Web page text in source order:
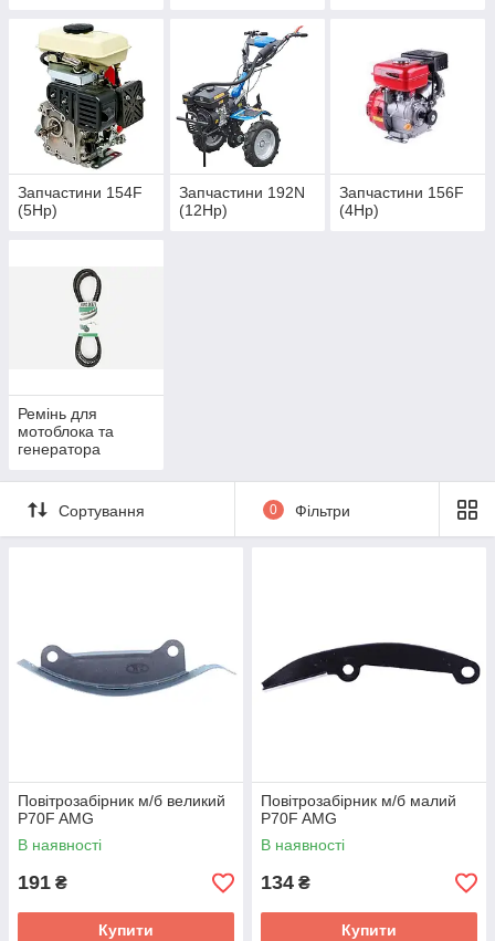
Запчастини 154F
(5Hp)
Запчастини 192N
(12Hp)
Запчастини 156F
(4Hp)
Ремінь для
мотоблока та
генератора
Сортування 0 Фільтри
Повітрозабірник м/б великий
P70F AMG
В наявності
191 ₴
Купити
Повітрозабірник м/б малий
P70F AMG
В наявності
134 ₴
Купити